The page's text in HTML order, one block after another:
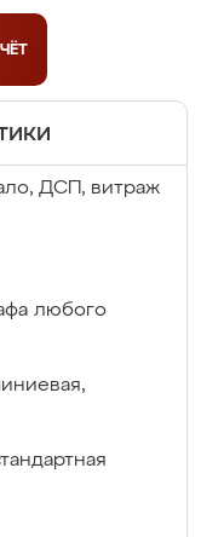
ДСП, витраж
любого